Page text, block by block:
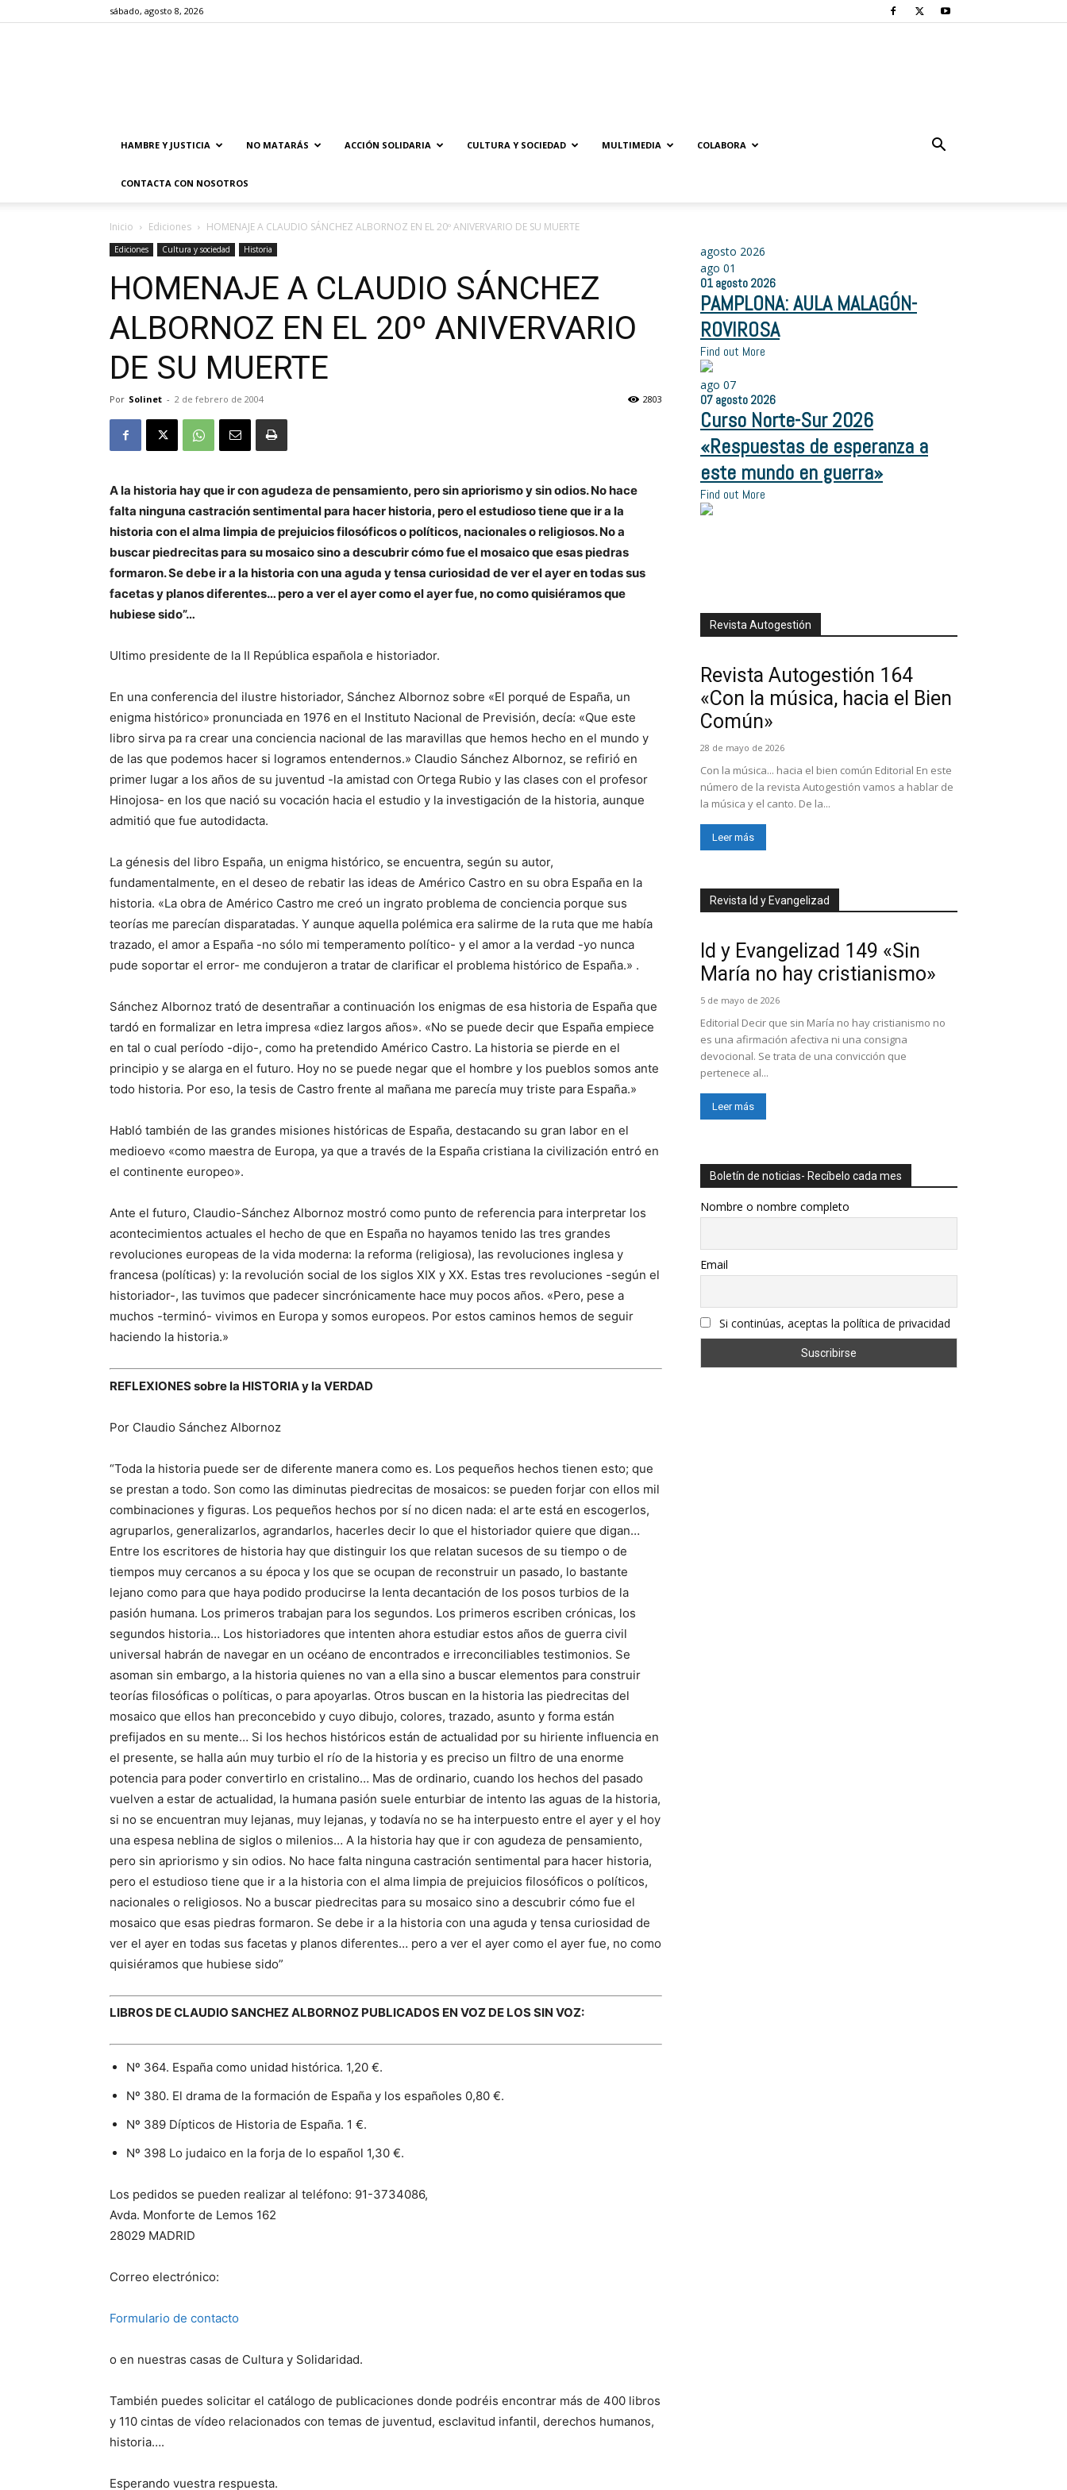
sábado, agosto 8, 2026
HAMBRE Y JUSTICIA NO MATARÁS ACCIÓN SOLIDARIA CULTURA Y SOCIEDAD MULTIMEDIA COLABORA
CONTACTA CON NOSOTROS
Inicio Ediciones HOMENAJE A CLAUDIO SÁNCHEZ ALBORNOZ EN EL 20º ANIVERVARIO DE SU MUERTE
Ediciones Cultura y sociedad Historia
HOMENAJE A CLAUDIO SÁNCHEZ
ALBORNOZ EN EL 20º ANIVERVARIO
DE SU MUERTE
Por Solinet - 2 de febrero de 2004 2803
A la historia hay que ir con agudeza de pensamiento, pero sin apriorismo y sin odios. No hace
falta ninguna castración sentimental para hacer historia, pero el estudioso tiene que ir a la
historia con el alma limpia de prejuicios filosóficos o políticos, nacionales o religiosos. No a
buscar piedrecitas para su mosaico sino a descubrir cómo fue el mosaico que esas piedras
formaron. Se debe ir a la historia con una aguda y tensa curiosidad de ver el ayer en todas sus
facetas y planos diferentes… pero a ver el ayer como el ayer fue, no como quisiéramos que
hubiese sido”…
Ultimo presidente de la II República española e historiador.
En una conferencia del ilustre historiador, Sánchez Albornoz sobre «El porqué de España, un
enigma histórico» pronunciada en 1976 en el Instituto Nacional de Previsión, decía: «Que este
libro sirva pa ra crear una conciencia nacional de las maravillas que hemos hecho en el mundo y
de las que podemos hacer si logramos entendernos.» Claudio Sánchez Albornoz, se refirió en
primer lugar a los años de su juventud -la amistad con Ortega Rubio y las clases con el profesor
Hinojosa- en los que nació su vocación hacia el estudio y la investigación de la historia, aunque
admitió que fue autodidacta.
La génesis del libro España, un enigma histórico, se encuentra, según su autor,
fundamentalmente, en el deseo de rebatir las ideas de Américo Castro en su obra España en la
historia. «La obra de Américo Castro me creó un ingrato problema de conciencia porque sus
teorías me parecían disparatadas. Y aunque aquella polémica era salirme de la ruta que me había
trazado, el amor a España -no sólo mi temperamento político- y el amor a la verdad -yo nunca
pude soportar el error- me condujeron a tratar de clarificar el problema histórico de España.» .
Sánchez Albornoz trató de desentrañar a continuación los enigmas de esa historia de España que
tardó en formalizar en letra impresa «diez largos años». «No se puede decir que España empiece
en tal o cual período -dijo-, como ha pretendido Américo Castro. La historia se pierde en el
principio y se alarga en el futuro. Hoy no se puede negar que el hombre y los pueblos somos ante
todo historia. Por eso, la tesis de Castro frente al mañana me parecía muy triste para España.»
Habló también de las grandes misiones históricas de España, destacando su gran labor en el
medioevo «como maestra de Europa, ya que a través de la España cristiana la civilización entró en
el continente europeo».
Ante el futuro, Claudio-Sánchez Albornoz mostró como punto de referencia para interpretar los
acontecimientos actuales el hecho de que en España no hayamos tenido las tres grandes
revoluciones europeas de la vida moderna: la reforma (religiosa), las revoluciones inglesa y
francesa (políticas) y: la revolución social de los siglos XIX y XX. Estas tres revoluciones -según el
historiador-, las tuvimos que padecer sincrónicamente hace muy pocos años. «Pero, pese a
muchos -terminó- vivimos en Europa y somos europeos. Por estos caminos hemos de seguir
haciendo la historia.»
REFLEXIONES sobre la HISTORIA y la VERDAD
Por Claudio Sánchez Albornoz
“Toda la historia puede ser de diferente manera como es. Los pequeños hechos tienen esto; que
se prestan a todo. Son como las diminutas piedrecitas de mosaicos: se pueden forjar con ellos mil
combinaciones y figuras. Los pequeños hechos por sí no dicen nada: el arte está en escogerlos,
agruparlos, generalizarlos, agrandarlos, hacerles decir lo que el historiador quiere que digan…
Entre los escritores de historia hay que distinguir los que relatan sucesos de su tiempo o de
tiempos muy cercanos a su época y los que se ocupan de reconstruir un pasado, lo bastante
lejano como para que haya podido producirse la lenta decantación de los posos turbios de la
pasión humana. Los primeros trabajan para los segundos. Los primeros escriben crónicas, los
segundos historia… Los historiadores que intenten ahora estudiar estos años de guerra civil
universal habrán de navegar en un océano de encontrados e irreconciliables testimonios. Se
asoman sin embargo, a la historia quienes no van a ella sino a buscar elementos para construir
teorías filosóficas o políticas, o para apoyarlas. Otros buscan en la historia las piedrecitas del
mosaico que ellos han preconcebido y cuyo dibujo, colores, trazado, asunto y forma están
prefijados en su mente… Si los hechos históricos están de actualidad por su hiriente influencia en
el presente, se halla aún muy turbio el río de la historia y es preciso un filtro de una enorme
potencia para poder convertirlo en cristalino… Mas de ordinario, cuando los hechos del pasado
vuelven a estar de actualidad, la humana pasión suele enturbiar de intento las aguas de la historia,
si no se encuentran muy lejanas, muy lejanas, y todavía no se ha interpuesto entre el ayer y el hoy
una espesa neblina de siglos o milenios… A la historia hay que ir con agudeza de pensamiento,
pero sin apriorismo y sin odios. No hace falta ninguna castración sentimental para hacer historia,
pero el estudioso tiene que ir a la historia con el alma limpia de prejuicios filosóficos o políticos,
nacionales o religiosos. No a buscar piedrecitas para su mosaico sino a descubrir cómo fue el
mosaico que esas piedras formaron. Se debe ir a la historia con una aguda y tensa curiosidad de
ver el ayer en todas sus facetas y planos diferentes… pero a ver el ayer como el ayer fue, no como
quisiéramos que hubiese sido”
LIBROS DE CLAUDIO SANCHEZ ALBORNOZ PUBLICADOS EN VOZ DE LOS SIN VOZ:
Nº 364. España como unidad histórica. 1,20 €.
Nº 380. El drama de la formación de España y los españoles 0,80 €.
Nº 389 Dípticos de Historia de España. 1 €.
Nº 398 Lo judaico en la forja de lo español 1,30 €.
Los pedidos se pueden realizar al teléfono: 91-3734086,
Avda. Monforte de Lemos 162
28029 MADRID
Correo electrónico:
Formulario de contacto
o en nuestras casas de Cultura y Solidaridad.
También puedes solicitar el catálogo de publicaciones donde podréis encontrar más de 400 libros
y 110 cintas de vídeo relacionados con temas de juventud, esclavitud infantil, derechos humanos,
historia….
Esperando vuestra respuesta.
agosto 2026
ago 01
01 agosto 2026
PAMPLONA: AULA MALAGÓN-
ROVIROSA
Find out More
ago 07
07 agosto 2026
Curso Norte-Sur 2026
«Respuestas de esperanza a
este mundo en guerra»
Find out More
Revista Autogestión
Revista Autogestión 164
«Con la música, hacia el Bien
Común»
28 de mayo de 2026
Con la música... hacia el bien común Editorial En este
número de la revista Autogestión vamos a hablar de
la música y el canto. De la...
Leer más
Revista Id y Evangelizad
Id y Evangelizad 149 «Sin
María no hay cristianismo»
5 de mayo de 2026
Editorial Decir que sin María no hay cristianismo no
es una afirmación afectiva ni una consigna
devocional. Se trata de una convicción que
pertenece al...
Leer más
Boletín de noticias- Recíbelo cada mes
Nombre o nombre completo
Email
Si continúas, aceptas la política de privacidad